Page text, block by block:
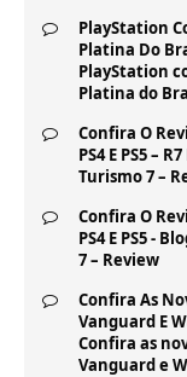
PlayStation
Platina Do
PlayStation
Platina do
Confira O
PS4 E PS5 –
Turismo 7 –
Confira O
PS4 E PS5 -
7 – Review
Confira As
Vanguard E
Confira as
Vanguard e